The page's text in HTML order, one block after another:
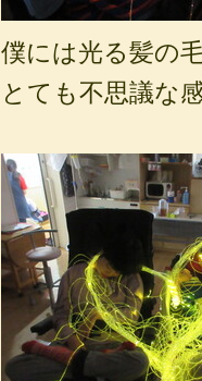
僕には光る髪の
とても不思議な